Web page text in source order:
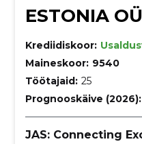
ESTONIA OÜ
Krediidiskoor:
Maineskoor: 9540
Töötajaid: 25
Prognooskäive (2026):
JAS: Connecting